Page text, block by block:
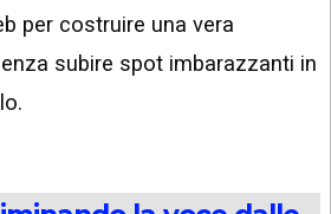
per costruire una vera
subire spot imbarazzanti in